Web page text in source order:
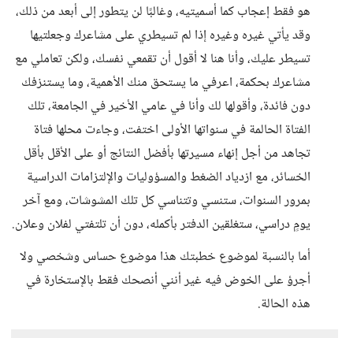
هو فقط إعجاب كما أسميتيه، وغالبًا لن يتطور إلى أبعد من ذلك،
وقد يأتي غيره وغيره إذا لم تسيطري على مشاعرك وجعلتيها
تسيطر عليك، وأنا هنا لا أقول أن تقمعي نفسك، ولكن تعاملي مع
مشاعرك بحكمة، اعرفي ما يستحق منك الأهمية، وما يستنزفك
دون فائدة، وأقولها لك وأنا في عامي الأخير في الجامعة، تلك
الفتاة الحالمة في سنواتها الأولى اختفت، وجاءت محلها فتاة
تجاهد من أجل إنهاء مسيرتها بأفضل النتائج أو على الأقل بأقل
الخسائر، مع ازدياد الضغط والمسؤوليات والإلتزامات الدراسية
بمرور السنوات، ستنسي وتتناسي كل تلك المشوشات، ومع آخر
يومٍ دراسي، ستغلقين الدفتر بأكمله، دون أن تلتفتي لفلان وعلان.
أما بالنسبة لموضوع خطبتك هذا موضوع حساس وشخصي ولا
أجرؤ على الخوض فيه غير أنني أنصحك فقط بالإستخارة في
هذه الحالة.